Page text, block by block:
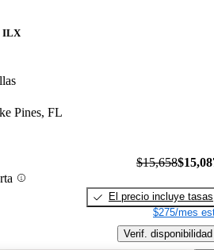
ILX
Pines, FL
$15,658
El precio incluye tasas
$275/mes
Verif. disponibilidad